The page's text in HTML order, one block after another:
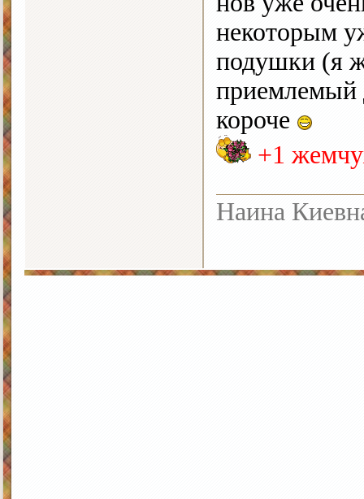
некоторым
подушки (я
приемлемый
короче
+1
Наина